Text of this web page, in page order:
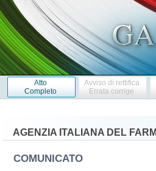
Atto
Completo
Avviso di rettifica
Errata corrige
AGENZIA ITALIANA DEL
COMUNICATO